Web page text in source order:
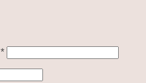
*Required